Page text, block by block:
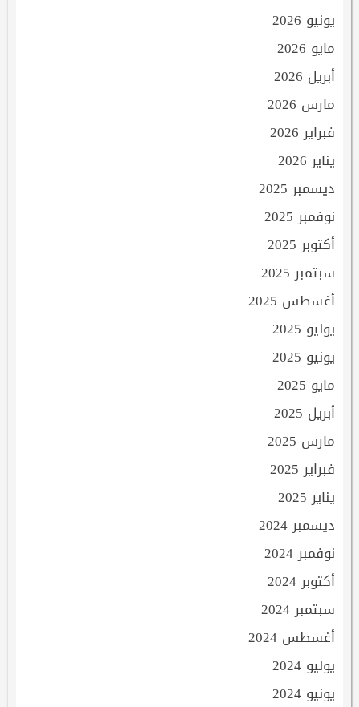
يونيو 2026
مايو 2026
أبريل 2026
مارس 2026
فبراير 2026
يناير 2026
ديسمبر 2025
نوفمبر 2025
أكتوبر 2025
سبتمبر 2025
أغسطس 2025
يوليو 2025
يونيو 2025
مايو 2025
أبريل 2025
مارس 2025
فبراير 2025
يناير 2025
ديسمبر 2024
نوفمبر 2024
أكتوبر 2024
سبتمبر 2024
أغسطس 2024
يوليو 2024
يونيو 2024